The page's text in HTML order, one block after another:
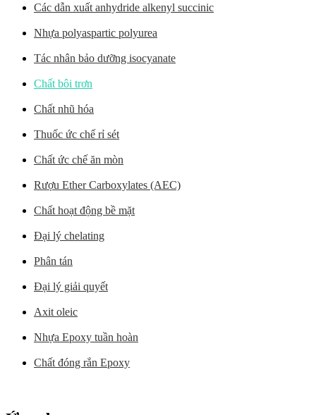
Các dẫn xuất anhydride alkenyl succinic
Nhựa polyaspartic polyurea
Tác nhân bảo dưỡng isocyanate
Chất bôi trơn
Chất nhũ hóa
Thuốc ức chế rỉ sét
Chất ức chế ăn mòn
Rượu Ether Carboxylates (AEC)
Chất hoạt động bề mặt
Đại lý chelating
Phân tán
Đại lý giải quyết
Axit oleic
Nhựa Epoxy tuần hoàn
Chất đóng rắn Epoxy